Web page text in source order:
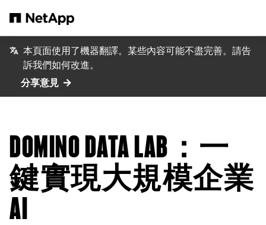
本頁面使用了機器翻譯。某些內容可能不盡完善。請告
訴我們如何改進。
分享意見
DOMINO DATA LAB：一
鍵實現大規模企業
AI